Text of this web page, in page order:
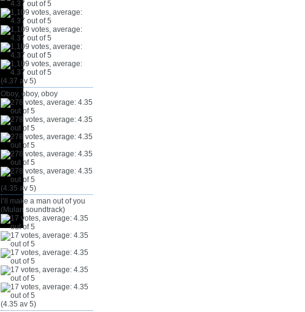
(4.37 av 5)
Oboy, oboy, oboy
(4.35 av 5)
I’ll make a man out of you
(Mulan soundtrack)
(4.35 av 5)